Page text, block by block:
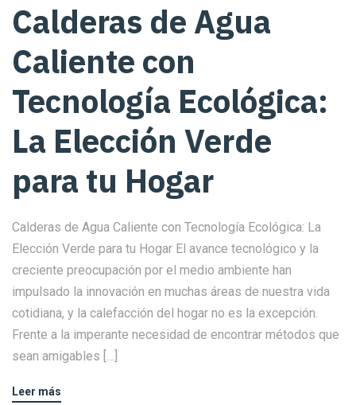
Calderas de Agua
Caliente con
Tecnología Ecológica:
La Elección Verde
para tu Hogar
Calderas de Agua Caliente con Tecnología Ecológica: La
Elección Verde para tu Hogar El avance tecnológico y la
creciente preocupación por el medio ambiente han
impulsado la innovación en muchas áreas de nuestra vida
cotidiana, y la calefacción del hogar no es la excepción.
Frente a la imperante necesidad de encontrar métodos que
sean amigables […]
Leer más